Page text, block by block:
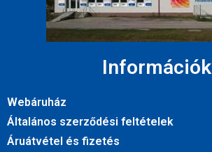
Információk
Webáruház
Általános szerződési feltételek
Áruátvétel és fizetés